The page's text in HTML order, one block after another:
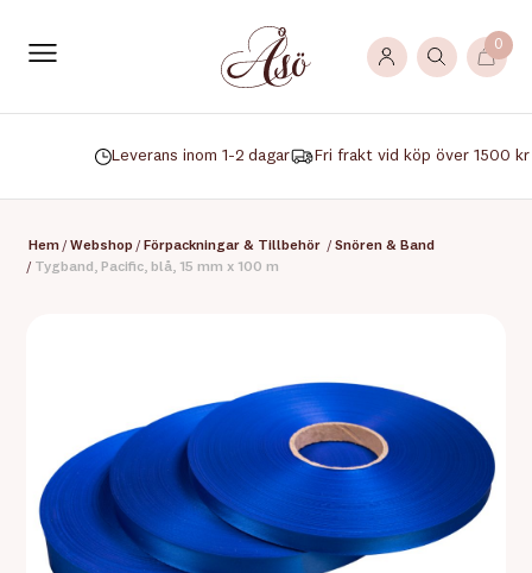
0
Leverans inom 1-2 dagar Fri frakt vid köp över 1500 kr
Hem / Webshop / Förpackningar & Tillbehör / Snören & Band
/ Tygband, Pacific, blå, 15 mm x 100 m